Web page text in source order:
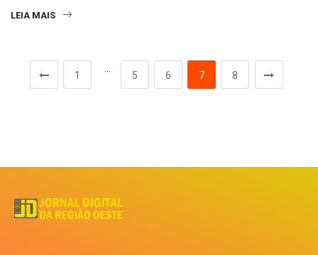
LEIA MAIS
1
…
5 6 7 8